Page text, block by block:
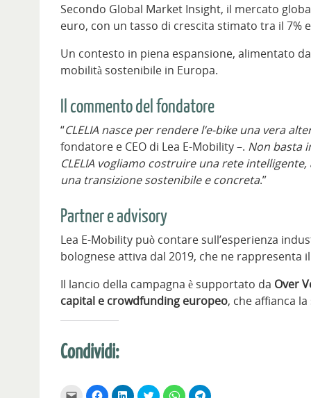
Secondo Global Market Insight, il mercato
euro, con un tasso di crescita stimato tra il 7%
Un contesto in piena espansione, alimentato
mobilità sostenibile in Europa.
Il commento del fondatore
“CLELIA nasce per rendere l’e-bike una vera
fondatore e CEO di Lea E-Mobility –. Non basta
CLELIA vogliamo costruire una rete
una transizione sostenibile e concreta.”
Partner e advisory
Lea E-Mobility può contare sull’esperienza
bolognese attiva dal 2019, che ne
Il lancio della campagna è supportato da Over
capital e crowdfunding europeo, che affianca
Condividi:
F F F F F